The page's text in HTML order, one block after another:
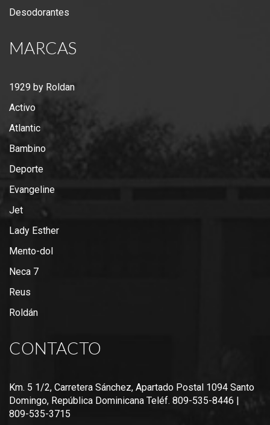
Desodorantes
MARCAS
1929 by Roldan
Activo
Atlantic
Bambino
Deporte
Evangeline
Jet
Lady Esther
Mento-dol
Neca 7
Reus
Roldán
CONTACTO
Km. 5 1/2, Carretera Sánchez, Apartado Postal 1094 Santo
Domingo, República Dominicana Teléf. 809-535-8446 |
809-535-3715